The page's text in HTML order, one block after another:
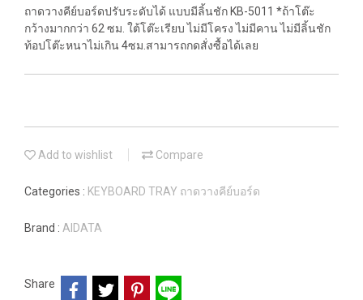
ถาดวางคีย์บอร์ดปรับระดับได้ แบบมีลิ้นชัก KB-5011 *ถ้าโต๊ะ
กว้างมากกว่า 62 ซม. ใต้โต๊ะเรียบ ไม่มีโครง ไม่มีคาน ไม่มีลิ้นชัก
ท้อปโต๊ะหนาไม่เกิน 4ซม.สามารถกดสั่งซื้อได้เลย
Add to wishlist Compare
Categories : KEYBOARD TRAY ถาดวางคีย์บอร์ด
Brand : AIDATA
Share